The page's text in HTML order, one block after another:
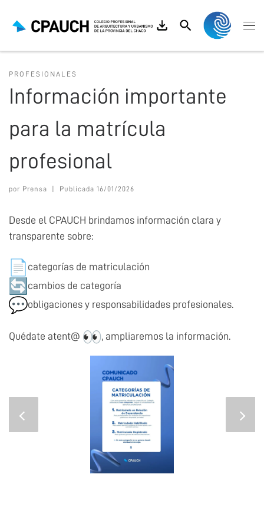
Search
PROFESIONALES
Información importante
para la matrícula
profesional
por Prensa Publicada 16/01/2026
Desde el CPAUCH brindamos información clara y
transparente sobre:
categorías de matriculación
cambios de categoría
obligaciones y responsabilidades profesionales.
Quédate atent@ , ampliaremos la información.